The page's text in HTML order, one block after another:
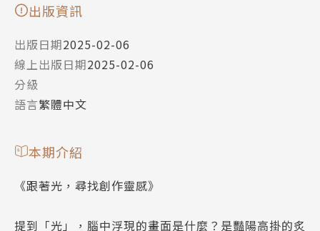
出版資訊
出版日期2025-02-06
線上出版日期2025-02-06
分級
語言繁體中文
本期介紹
《跟著光，尋找創作靈感》
提到「光」，腦中浮現的畫面是什麼？是豔陽高掛的炙